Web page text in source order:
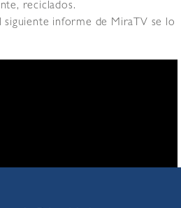
reciclados.
siguiente informe de MiraTV se lo